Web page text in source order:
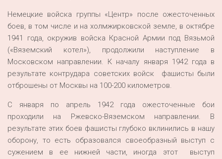
Немецкие войска группы «Центр» после ожесточенных
боев, в том числе и на холмжирковской земле, в октябре
1941 года, окружив войска Красной Армии под Вязьмой
(«Вяземский котел»), продолжили наступление в
Московском направлении. К началу января 1942 года в
результате контрудара советских войск фашисты были
отброшены от Москвы на 100-200 километров.
С января по апрель 1942 года ожесточенные бои
проходили на Ржевско-Вяземском направлении. В
результате этих боев фашисты глубоко вклинились в нашу
оборону, то есть образовался своеобразный выступ с
сужением в ее нижней части, иногда этот выступ